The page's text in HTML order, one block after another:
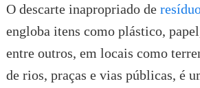
O descarte inapropriado de
engloba itens como plástico,
entre outros, em locais como
de rios, praças e vias públicas, é